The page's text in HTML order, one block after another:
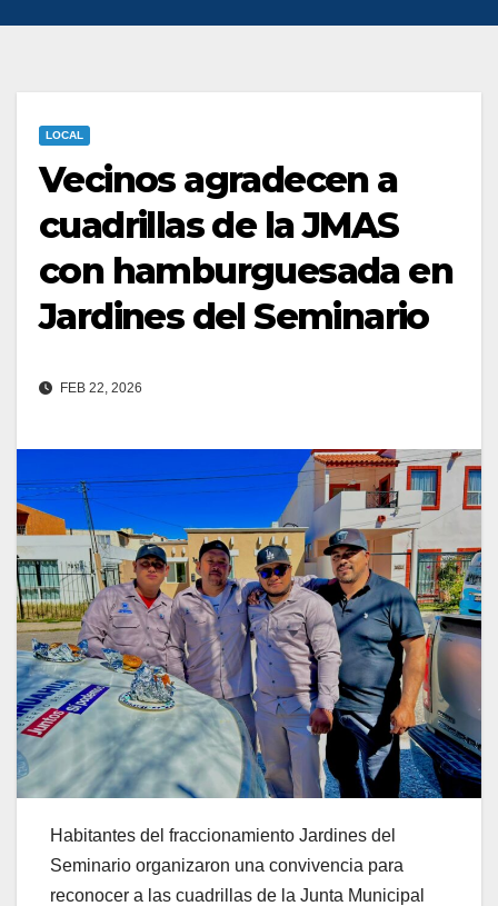
LOCAL
Vecinos agradecen a
cuadrillas de la JMAS
con hamburguesada en
Jardines del Seminario
FEB 22, 2026
Habitantes del fraccionamiento Jardines del
Seminario organizaron una convivencia para
reconocer a las cuadrillas de la Junta Municipal